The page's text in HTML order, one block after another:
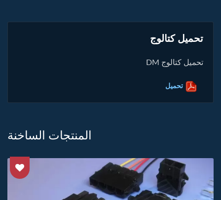
تحميل كتالوج
تحميل كتالوج DM
تحميل
المنتجات الساخنة